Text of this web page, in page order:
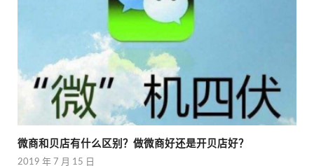
微商和贝店有什么区别？做微商好还是开贝店好？
2019 年 7 月 15 日